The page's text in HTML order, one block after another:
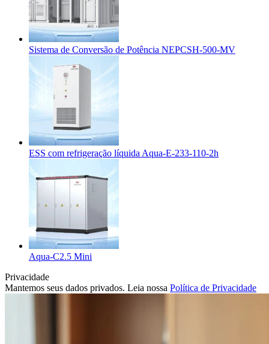
Sistema de Conversão de Potência NEPCSH-500-MV
ESS com refrigeração líquida Aqua-E-233-110-2h
Aqua-C2.5 Mini
Privacidade
Mantemos seus dados privados. Leia nossa Política de Privacidade